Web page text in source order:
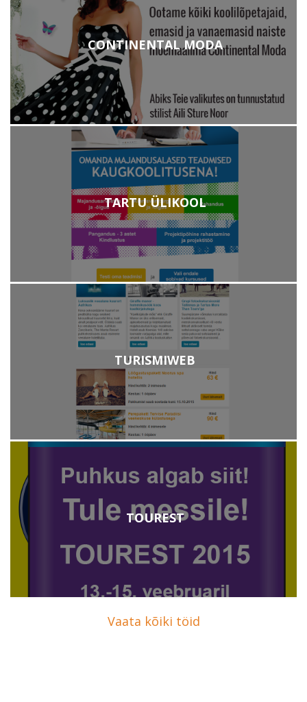
CONTINENTAL MODA
TARTU ÜLIKOOL
TURISMIWEB
TOUREST
Vaata kõiki töid